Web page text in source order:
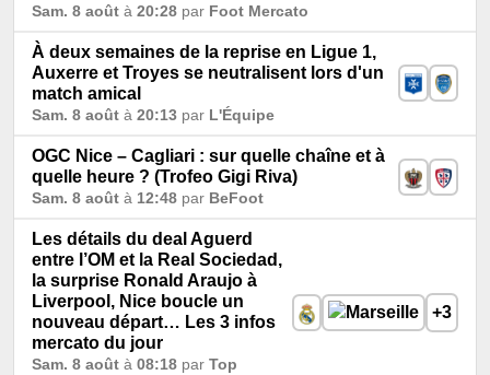
Sam. 8 août à 20:28 par Foot Mercato
À deux semaines de la reprise en Ligue 1,
Auxerre et Troyes se neutralisent lors d'un
match amical
Sam. 8 août à 20:13 par L'Équipe
OGC Nice – Cagliari : sur quelle chaîne et à
quelle heure ? (Trofeo Gigi Riva)
Sam. 8 août à 12:48 par BeFoot
Les détails du deal Aguerd
entre l’OM et la Real Sociedad,
la surprise Ronald Araujo à
Liverpool, Nice boucle un
nouveau départ… Les 3 infos
mercato du jour
Sam. 8 août à 08:18 par Top
+3